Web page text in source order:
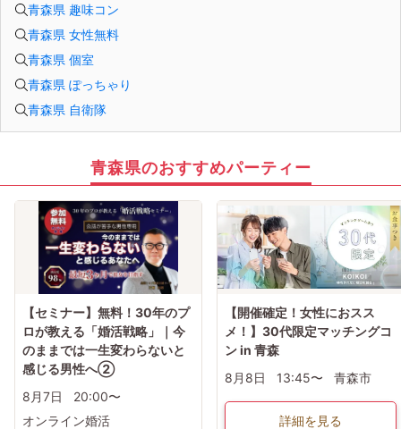
青森県 趣味コン
青森県 女性無料
青森県 個室
青森県 ぽっちゃり
青森県 自衛隊
青森県のおすすめパーティー
【セミナー】無料！30年のプ
ロが教える「婚活戦略」｜今
のままでは一生変わらないと
感じる男性へ②
8月7日
20:00〜
オンライン婚活
【開催確定！女性におスス
メ！】30代限定マッチングコ
ン in 青森
8月8日
13:45〜 青森市
詳細を見る